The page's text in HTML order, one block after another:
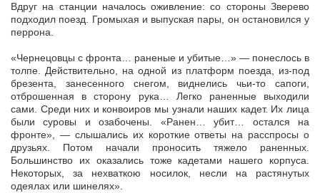
Вдруг на станции началось оживление: со стороны Зверево
подходил поезд. Громыхая и выпуская пары, он остановился у
перрона.
«Чернецовцы с фронта… раненые и убитые…» — понеслось в
толпе. Действительно, на одной из платформ поезда, из-под
брезента, занесенного снегом, виднелись чьи-то сапоги,
отброшенная в сторону рука… Легко раненные выходили
сами. Среди них и конвоиров мы узнали наших кадет. Их лица
были суровы и озабочены. «Ранен… убит… остался на
фронте», — слышались их короткие ответы на расспросы о
друзьях. Потом начали проносить тяжело раненных.
Большинство их оказались тоже кадетами нашего корпуса.
Некоторых, за нехваткою носилок, несли на растянутых
одеялах или шинелях».